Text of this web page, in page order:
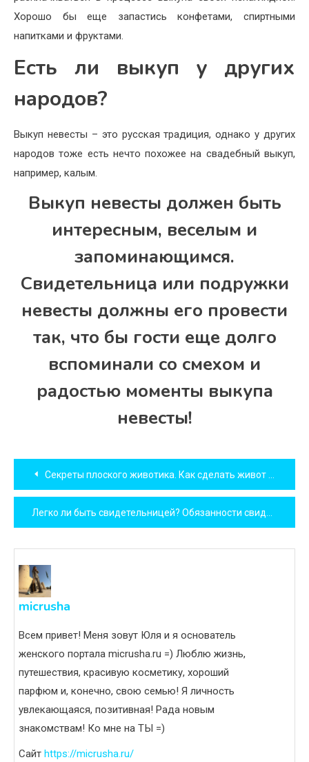
Хорошо бы еще запастись конфетами, спиртными
напитками и фруктами.
Есть ли выкуп у других
народов?
Выкуп невесты – это русская традиция, однако у других
народов тоже есть нечто похожее на свадебный выкуп,
например, калым.
Выкуп невесты должен быть
интересным, веселым и
запоминающимся.
Свидетельница или подружки
невесты должны его провести
так, что бы гости еще долго
вспоминали со смехом и
радостью моменты выкупа
невесты!
Навигация
по
записям
Секреты плоского животика. Как сделать живот плоским?
micrusha
Всем привет! Меня зовут Юля и я основатель
женского портала micrusha.ru =) Люблю жизнь,
путешествия, красивую косметику, хороший
парфюм и, конечно, свою семью! Я личность
увлекающаяся, позитивная! Рада новым
знакомствам! Ко мне на ТЫ =)
Сайт https://micrusha.ru/